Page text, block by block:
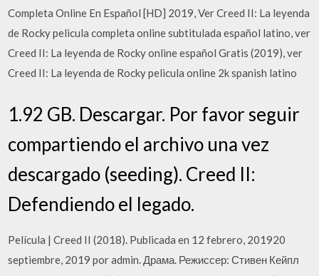
Completa Online En Español [HD] 2019, Ver Creed II: La leyenda
de Rocky pelicula completa online subtitulada español latino, ver
Creed II: La leyenda de Rocky online español Gratis (2019), ver
Creed II: La leyenda de Rocky pelicula online 2k spanish latino
1.92 GB. Descargar. Por favor seguir
compartiendo el archivo una vez
descargado (seeding). Creed II:
Defendiendo el legado.
Película | Creed II (2018). Publicada en 12 febrero, 201920
septiembre, 2019 por admin. Драма. Режиссер: Стивен Кейпл